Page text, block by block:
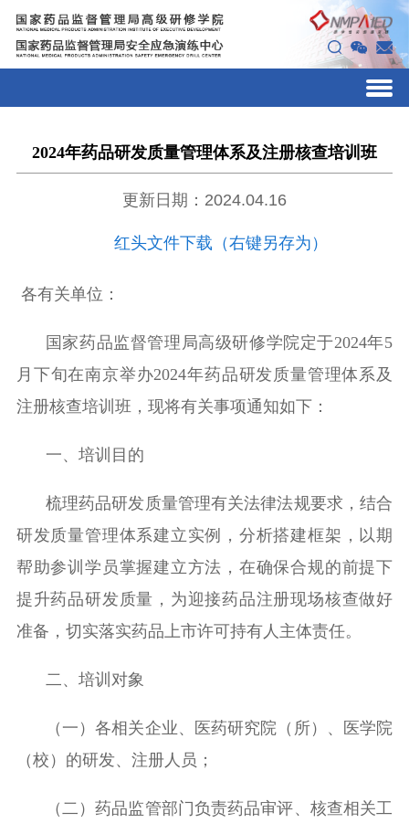
2024年药品研发质量管理体系及注册核查培训班
更新日期：2024.04.16
红头文件下载（右键另存为）
各有关单位：
国家药品监督管理局高级研修学院定于2024年5
月下旬在南京举办2024年药品研发质量管理体系及
注册核查培训班，现将有关事项通知如下：
一、培训目的
梳理药品研发质量管理有关法律法规要求，结合
研发质量管理体系建立实例，分析搭建框架，以期
帮助参训学员掌握建立方法，在确保合规的前提下
提升药品研发质量，为迎接药品注册现场核查做好
准备，切实落实药品上市许可持有人主体责任。
二、培训对象
（一）各相关企业、医药研究院（所）、医学院
（校）的研发、注册人员；
（二）药品监管部门负责药品审评、核查相关工